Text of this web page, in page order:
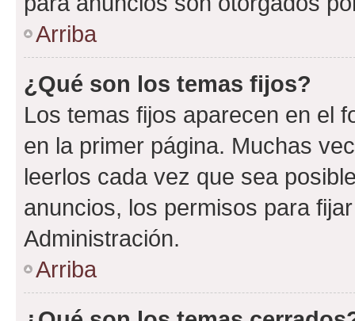
Arriba
¿Qué son los temas fijos?
Los temas fijos aparecen en el
en la primer página. Muchas
leerlos cada vez que sea
anuncios, los permisos para
Administración.
Arriba